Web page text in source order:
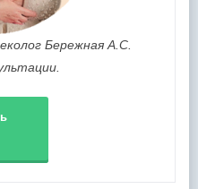
Бережная А.С.